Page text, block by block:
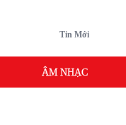
Tin Mới
ÂM NHẠC